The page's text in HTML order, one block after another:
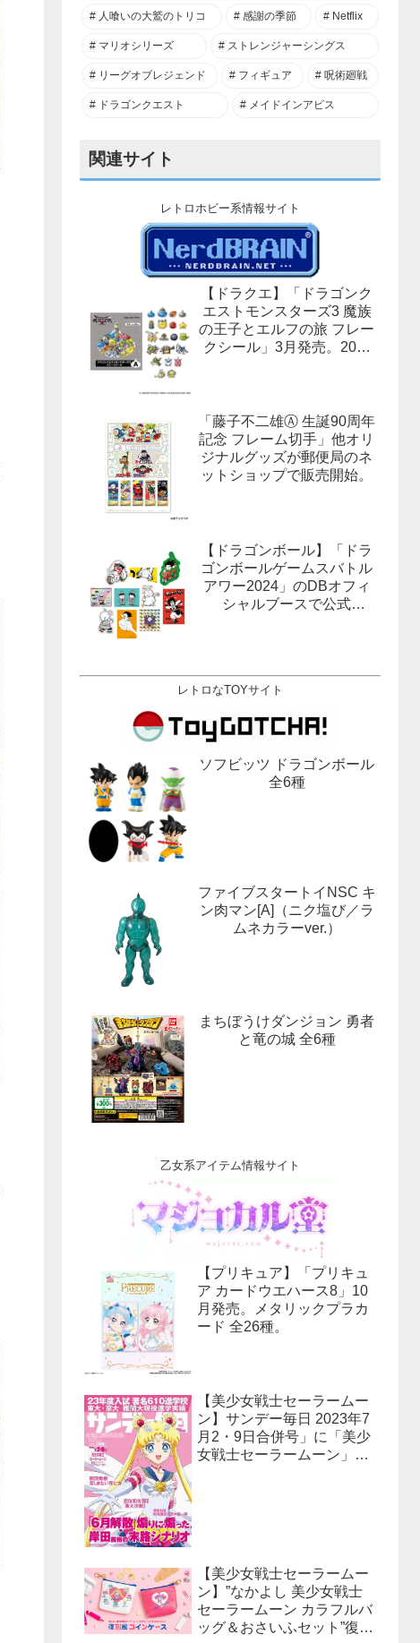
人喰いの大鷲のトリコ 感謝の季節 Netflix
マリオシリーズ ストレンジャーシングス
リーグオブレジェンド フィギュア 呪術廻戦
ドラゴンクエスト メイドインアビス
関連サイト
レトロホビー系情報サイト
【ドラクエ】「ドラゴンク
エストモンスターズ3 魔族
の王子とエルフの旅 フレー
クシール」3月発売。20柄
「藤子不二雄Ⓐ 生誕90周年
記念 フレーム切手」他オリ
ジナルグッズが郵便局のネ
ットショップで販売開始。
【ドラゴンボール】「ドラ
ゴンボールゲームスバトル
アワー2024」のDBオフィ
シャルブースで公式
る。1月27日,28日@ロサン
ゼルス。
レトロなTOYサイト
ソフビッツ ドラゴンボール
全6種
ファイブスタートイNSC キ
ン肉マン[A]（ニク塩び／ラ
ムネカラーver.）
まちぼうけダンジョン 勇者
と竜の城 全6種
乙女系アイテム情報サイト
【プリキュア】「プリキュ
ア カードウエハース8」10
月発売。メタリックプラカ
ード 全26種。
【美少女戦士セーラームー
ン】サンデー毎日 2023年7
月2・9日合併号」に「美少
女戦士セーラームーン」30
【美少女戦士セーラームー
ン】”なかよし 美少女戦士
セーラームーン カラフルバ
ッグ＆おさいふセット”復刻